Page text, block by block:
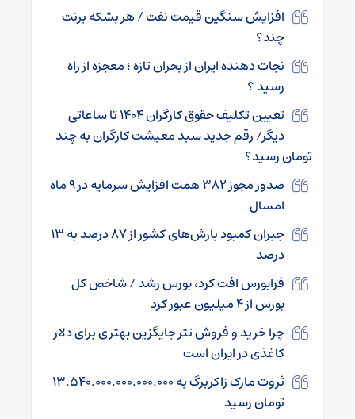
افزایش سنگین قیمت نفت / هر بشکه برنت
چند؟
نجات دهنده ایران از بحران تازه ؛ معجزه از راه
رسید ؟
تعیین تکلیف حقوق کارگران ۱۴۰۴ تا ساعاتی
دیگر/ رقم جدید سبد معیشت کارگران به چند
تومان رسید؟
صدور مجوز ۳۸۲ همت افزایش سرمایه در ۹ ماه
امسال
جبران کمبود بارش‌های کشور از ۸۷ درصد به ۱۳
درصد
فرابورس افت کرد، بورس رشد / شاخص کل
بورس از ۴ میلیون عبور کرد
چرا خرید و فروش تتر جایگزین بهتری برای دلار
کاغذی در ایران است
ثروت مارک زاکربرگ به ۱۳.۵۴۰.۰۰۰.۰۰۰.۰۰۰.۰۰۰
تومان رسید